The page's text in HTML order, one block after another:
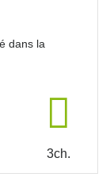
dans la
3ch.